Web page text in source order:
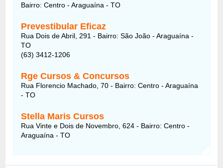
Bairro: Centro - Araguaína - TO
Prevestibular Eficaz
Rua Dois de Abril, 291 - Bairro: São João - Araguaína -
TO
(63) 3412-1206
Rge Cursos & Concursos
Rua Florencio Machado, 70 - Bairro: Centro - Araguaína
- TO
Stella Maris Cursos
Rua Vinte e Dois de Novembro, 624 - Bairro: Centro -
Araguaína - TO